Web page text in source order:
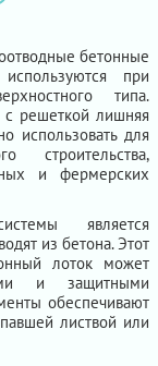
бетонные
при
типа.
с решеткой лишняя
использовать для
строительства,
и фермерских
является
из бетона. Этот
лоток может
и защитными
обеспечивают
листвой или